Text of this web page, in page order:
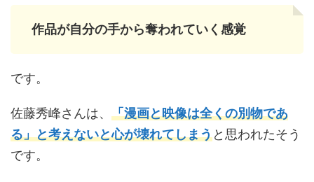
作品が自分の手から奪われていく感覚
です。
佐藤秀峰さんは、 「漫画と映像は全くの別物であ
る」と考えないと心が壊れてしまうと思われたそう
です。